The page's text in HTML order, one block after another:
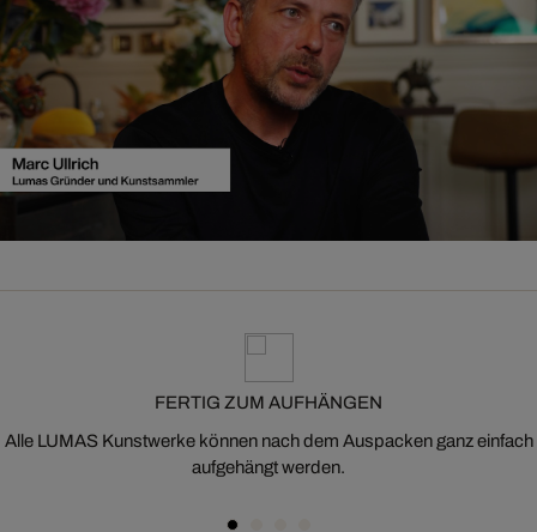
FERTIG ZUM AUFHÄNGEN
Alle LUMAS Kunstwerke können nach dem Auspacken ganz einfach
aufgehängt werden.